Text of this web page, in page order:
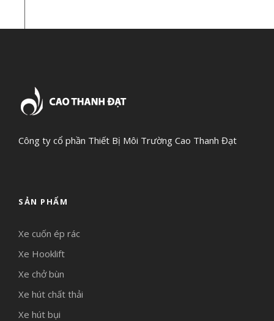
Công ty cổ phần Thiết Bị Môi Trường Cao Thanh Đạt
SẢN PHẨM
Xe cuốn ép rác
Xe Hooklift
Xe chở bùn
Xe hút chất thải
Xe hút bụi